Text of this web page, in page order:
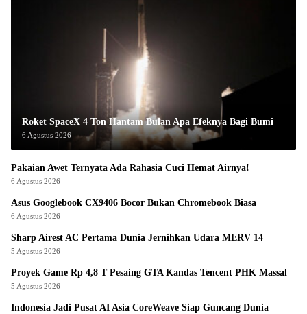
Roket SpaceX 4 Ton Hantam Bulan Apa Efeknya Bagi Bumi
6 Agustus 2026
Pakaian Awet Ternyata Ada Rahasia Cuci Hemat Airnya!
6 Agustus 2026
Asus Googlebook CX9406 Bocor Bukan Chromebook Biasa
6 Agustus 2026
Sharp Airest AC Pertama Dunia Jernihkan Udara MERV 14
5 Agustus 2026
Proyek Game Rp 4,8 T Pesaing GTA Kandas Tencent PHK Massal
5 Agustus 2026
Indonesia Jadi Pusat AI Asia CoreWeave Siap Guncang Dunia